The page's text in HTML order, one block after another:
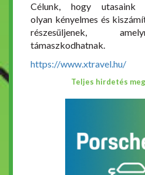
Célunk, hogy utasaink
olyan kényelmes és
részesüljenek,
támaszkodhatnak.
https://www.xtravel.hu/
Teljes hirdetés